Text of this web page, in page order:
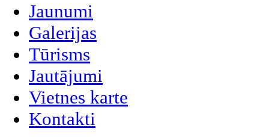
Jaunumi
Galerijas
Tūrisms
Jautājumi
Vietnes karte
Kontakti